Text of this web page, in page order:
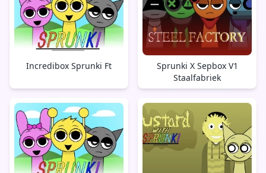
Incredibox Sprunki Ft
Sprunki X Sepbox V1
Staalfabriek